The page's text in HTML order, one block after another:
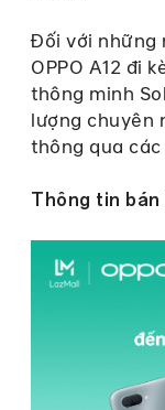
Đối với những
OPPO A12 đi
thông minh
lượng chuyên
thông qua
Thông tin bán